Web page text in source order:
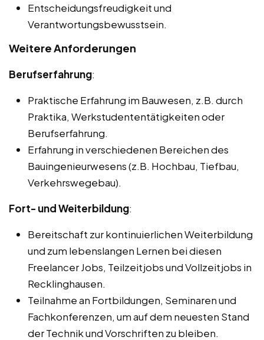
Entscheidungsfreudigkeit und
Verantwortungsbewusstsein.
Weitere Anforderungen
Berufserfahrung:
Praktische Erfahrung im Bauwesen, z.B. durch
Praktika, Werkstudententätigkeiten oder
Berufserfahrung.
Erfahrung in verschiedenen Bereichen des
Bauingenieurwesens (z.B. Hochbau, Tiefbau,
Verkehrswegebau).
Fort- und Weiterbildung:
Bereitschaft zur kontinuierlichen Weiterbildung
und zum lebenslangen Lernen bei diesen
Freelancer Jobs, Teilzeitjobs und Vollzeitjobs in
Recklinghausen.
Teilnahme an Fortbildungen, Seminaren und
Fachkonferenzen, um auf dem neuesten Stand
der Technik und Vorschriften zu bleiben.